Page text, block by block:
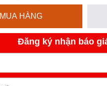
MUA HÀNG
Đăng ký nhận báo